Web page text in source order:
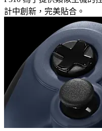
計中創新，完美貼合。